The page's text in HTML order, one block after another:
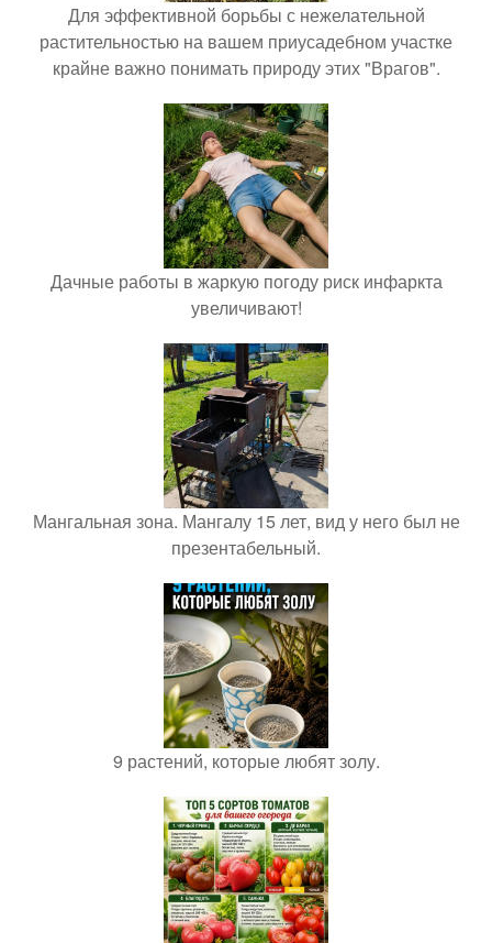
Для эффективной борьбы с нежелательной
растительностью на вашем приусадебном участке
крайне важно понимать природу этих "Врагов".
Дачные работы в жаркую погоду риск инфаркта
увеличивают!
Мангальная зона. Мангалу 15 лет, вид у него был не
презентабельный.
9 растений, которые любят золу.